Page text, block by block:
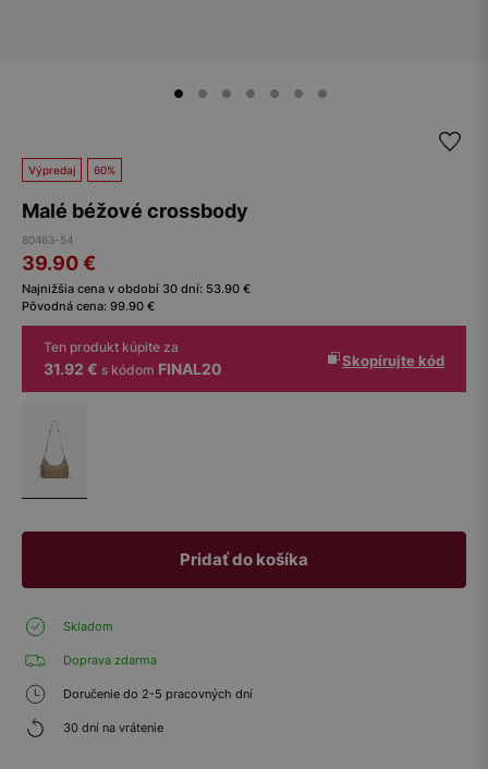
Výpredaj 60%
Malé béžové crossbody
80463-54
39.90€
Najnižšia cena v období 30 dní: 53.90 €
Pôvodná cena: 99.90 €
Ten produkt kúpite za
31.92 € s kódom FINAL20 Skopírujte kód
Pridať do košíka
Skladom
Doprava zdarma
Doručenie do 2-5 pracovných dní
30 dní na vrátenie